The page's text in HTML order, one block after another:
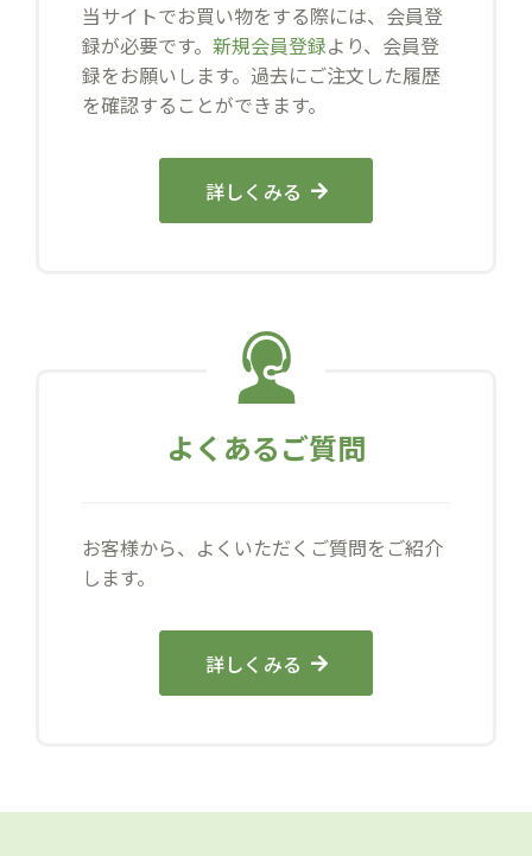
当サイトでお買い物をする際には、会員登
録が必要です。 新規会員登録より、会員登
録をお願いします。過去にご注文した履歴
を確認することができます。
詳しくみる
よくあるご質問
お客様から、よくいただくご質問をご紹介
します。
詳しくみる